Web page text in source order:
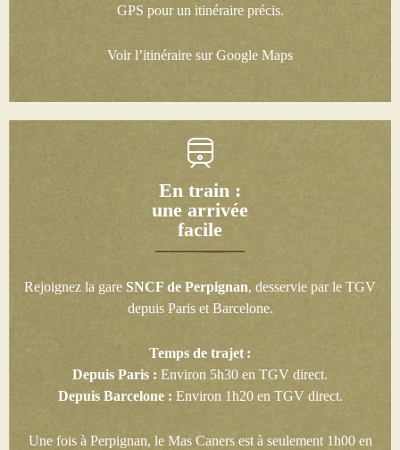
GPS pour un itinéraire précis.
Voir l’itinéraire sur Google Maps
En train :
une arrivée
facile
Rejoignez la gare SNCF de Perpignan, desservie par le TGV
depuis Paris et Barcelone.
Temps de trajet :
Depuis Paris : Environ 5h30 en TGV direct.
Depuis Barcelone : Environ 1h20 en TGV direct.
Une fois à Perpignan, le Mas Caners est à seulement 1h00 en